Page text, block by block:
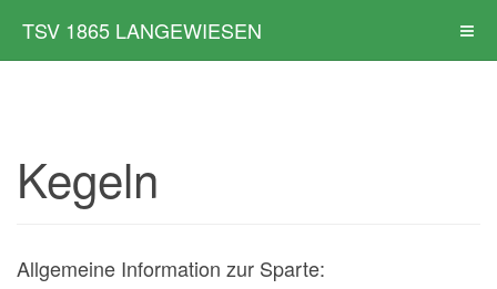
TSV 1865 LANGEWIESEN
Kegeln
Allgemeine Information zur Sparte: